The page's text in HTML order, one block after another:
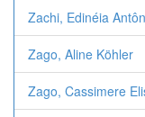
Zachi, Edinéia
Zago, Aline Köhler
Zago, Cassimere